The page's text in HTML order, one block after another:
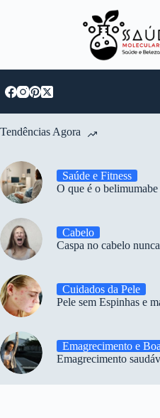
Tendências Agora
Saúde e Fitness
O que é o
Cabelo
Caspa no cabelo
Cuidados da Pele
Pele sem Espinhas e
Emagrecimento e
Emagrecimento